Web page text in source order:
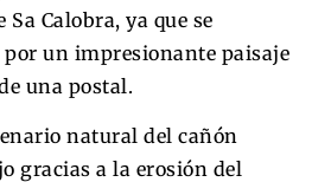
Calobra, ya que se
por un impresionante paisaje
una postal.
natural del cañón
gracias a la erosión del